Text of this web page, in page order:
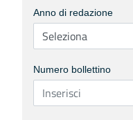
Anno di redazione
Numero bollettino